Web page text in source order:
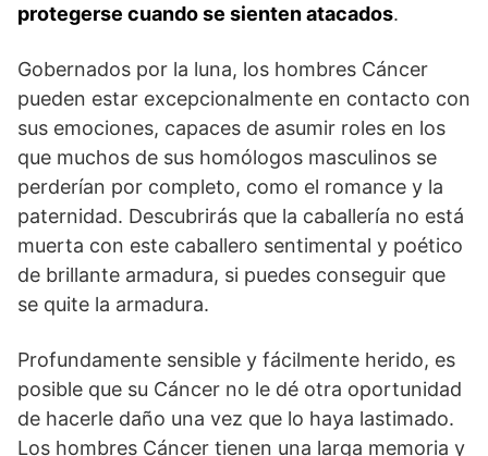
protegerse cuando se sienten atacados.
Gobernados por la luna, los hombres Cáncer
pueden estar excepcionalmente en contacto con
sus emociones, capaces de asumir roles en los
que muchos de sus homólogos masculinos se
perderían por completo, como el romance y la
paternidad. Descubrirás que la caballería no está
muerta con este caballero sentimental y poético
de brillante armadura, si puedes conseguir que
se quite la armadura.
Profundamente sensible y fácilmente herido, es
posible que su Cáncer no le dé otra oportunidad
de hacerle daño una vez que lo haya lastimado.
Los hombres Cáncer tienen una larga memoria y